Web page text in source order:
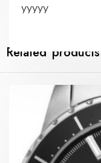
yyyyy
Related products